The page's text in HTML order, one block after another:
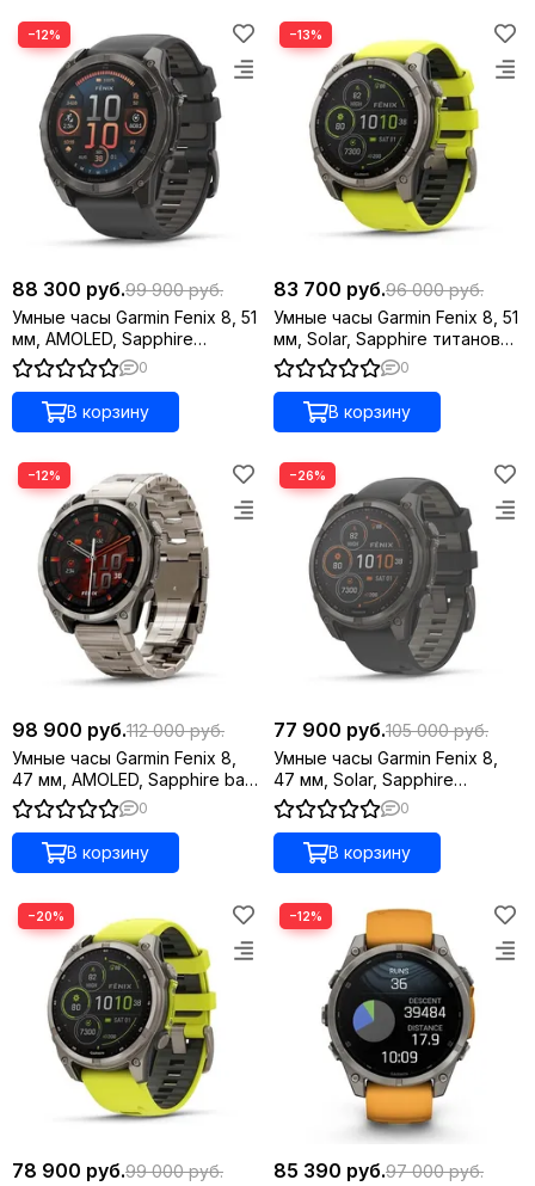
−12%
88 300 руб.99 900 руб.
Умные часы Garmin Fenix 8, 51
мм, AMOLED, Sapphire
угольно-серый DLC,
пепельно-черный
силиконовый ремешок
0
В корзину
−13%
83 700 руб.96 000 руб.
Умные часы Garmin Fenix 8, 51
мм, Solar, Sapphire титановый
серый с желтым ремешком
0
В корзину
−12%
98 900 руб.112 000 руб.
Умные часы Garmin Fenix 8,
47 мм, AMOLED, Sapphire bare
Titanium, светло-серый,
титановый ремешок
0
В корзину
−26%
77 900 руб.105 000 руб.
Умные часы Garmin Fenix 8,
47 мм, Solar, Sapphire
титановый угольно-серый
DLC с черным ремешком
0
В корзину
−20%
78 900 руб.99 000 руб.
−12%
85 390 руб.97 000 руб.